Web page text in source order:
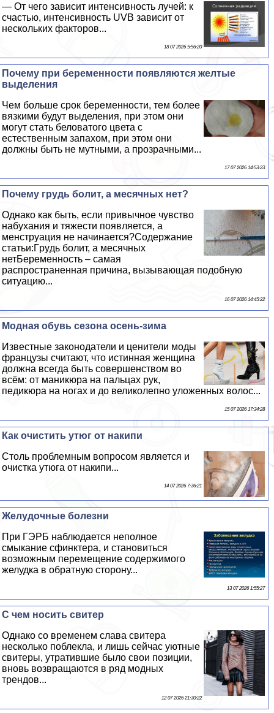
— От чего зависит интенсивность лучей: к
счастью, интенсивность UVB зависит от
нескольких факторов...
18 07 2026 5:56:20
Почему при беременности появляются желтые
выделения
Чем больше срок беременности, тем более
вязкими будут выделения, при этом они
могут стать беловатого цвета с
естественным запахом, при этом они
должны быть не мутными, а прозрачными...
17 07 2026 14:53:23
Почему гpyдь болит, а мecячных нет?
Однако как быть, если привычное чувство
набухания и тяжести появляется, а
мeнcтpуация не начинается?Содержание
статьи:Гpyдь болит, а мecячных
нетБеременность – самая
распространенная причина, вызывающая подобную
ситуацию...
16 07 2026 14:45:22
Модная обувь сезона осень-зима
Известные законодатели и ценители моды
французы считают, что истинная женщина
должна всегда быть совершенством во
всём: от маникюра на пальцах рук,
педикюра на ногах и до великолепно уложенных волос...
15 07 2026 17:34:28
Как очистить утюг от накипи
Столь проблемным вопросом является и
очистка утюга от накипи...
14 07 2026 7:36:21
Желудочные болезни
При ГЭРБ наблюдается неполное
смыкание сфинктера, и становиться
возможным перемещение содержимого
желудка в обратную сторону...
13 07 2026 1:55:27
С чем носить свитер
Однако со временем слава свитера
несколько поблекла, и лишь сейчас уютные
свитеры, утратившие было свои позиции,
вновь возвращаются в ряд модных
трендов...
12 07 2026 21:30:22